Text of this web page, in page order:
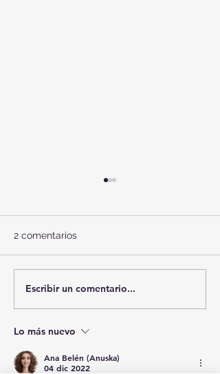
Adiós insectos… sin
2 comentarios
Escribir un comentario...
Lo más nuevo
Ana Belén (Anuska)
04 dic 2022